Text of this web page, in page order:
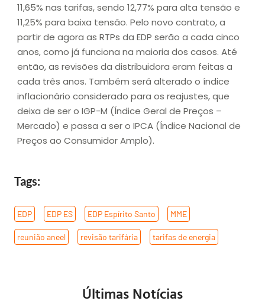
11,65% nas tarifas, sendo 12,77% para alta tensão e
11,25% para baixa tensão. Pelo novo contrato, a
partir de agora as RTPs da EDP serão a cada cinco
anos, como já funciona na maioria dos casos. Até
então, as revisões da distribuidora eram feitas a
cada três anos. Também será alterado o índice
inflacionário considerado para os reajustes, que
deixa de ser o IGP-M (Índice Geral de Preços –
Mercado) e passa a ser o IPCA (Índice Nacional de
Preços ao Consumidor Amplo).
Tags:
EDP EDP ES EDP Espírito Santo MME
reunião aneel revisão tarifária tarifas de energia
Últimas Notícias